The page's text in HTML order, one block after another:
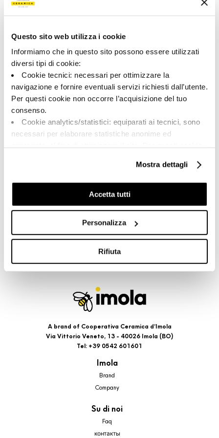
Questo sito web utilizza i cookie
Informiamo che in questo sito possono essere utilizzati
diversi tipi di cookie:
Cookie tecnici: necessari per ottimizzare la
navigazione e fornire eventuali servizi richiesti dall’utente.
Per questi cookie non occorre l’acquisizione del tuo
consenso.
Cookie analytics/statistici: equiparati ai tecnici, sono
necessari per elaborare statistiche anonime ed
Cookie di profilazione/marketing: sono utilizzati, solo
previo tuo consenso, per esaminare le tue abitudini di
navigazione e mostrarti quindi avvisi pubblicitari mirati, in
linea con le tue preferenze.
cookie di profilazione, selezionando uno dei bottoni sotto
riportati. Puoi avere maggiori dettagli visionando
l’Informativa estesa cookie. La chiusura del presente
banner comporterà il permanere dei soli cookie tecnici ed
comunque modificare le tue scelte in qualsiasi momento,
accedendo al link presente nel footer.
Mostra dettagli
Accetta tutti
Personalizza
Rifiuta
200468 | MK.RTN6 LAVAG30
Коллекция
00786
Грифельная доска
Типология:
Фон
Формат:
Естественный
Внешний вид поверхности:
Матовый
Разнотон:
Share:
A brand of Cooperativa Ceramica d’Imola
Via Vittorio Veneto, 13 - 40026 Imola (BO)
Tel: +39 0542 601601
Imola
Brand
Company
Su di noi
Faq
контакты